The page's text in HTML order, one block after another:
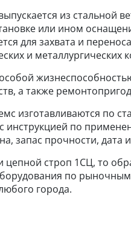
из стальной
или ином
для захвата и
и металлургических
а также
изготавливаются по
инструкцией по
запас прочности,
цепной строп 1СЦ, то
по
города.